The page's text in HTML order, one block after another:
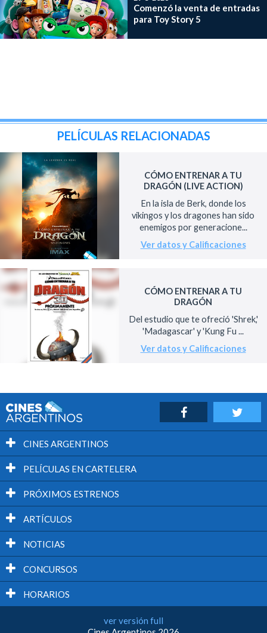
Comenzó la venta de entradas
para Toy Story 5
PELÍCULAS RELACIONADAS
CÓMO ENTRENAR A TU
DRAGÓN (LIVE ACTION)
En la isla de Berk, donde los
vikingos y los dragones han sido
enemigos por generacione...
Ver datos y Calificaciones
CÓMO ENTRENAR A TU
DRAGÓN
Del estudio que te ofreció 'Shrek,'
'Madagascar' y 'Kung Fu ...
Ver datos y Calificaciones
CINES ARGENTINOS
PELÍCULAS EN CARTELERA
PRÓXIMOS ESTRENOS
ARTÍCULOS
NOTICIAS
CONCURSOS
HORARIOS
ver versión full